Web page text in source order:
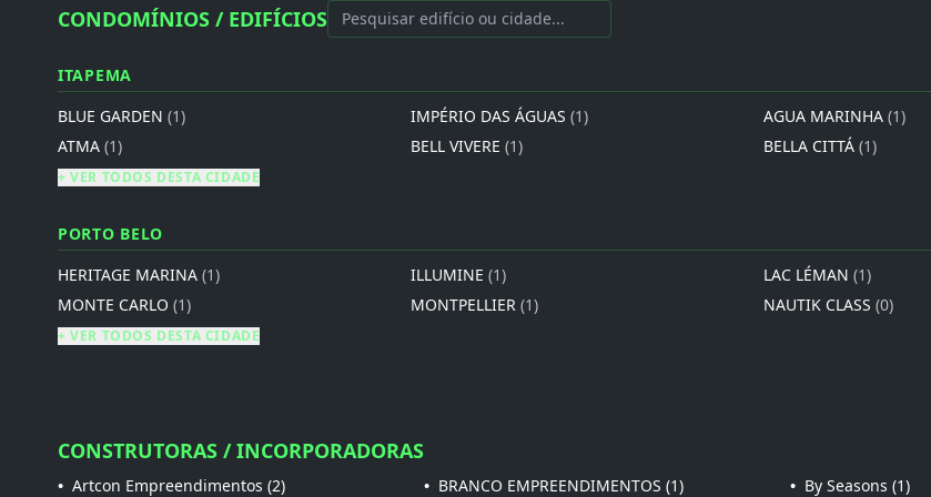
CONDOMÍNIOS / EDIFÍCIOS
ITAPEMA
BLUE GARDEN (1) IMPÉRIO DAS ÁGUAS (1) AGUA MARINHA (1)
ATMA (1) BELL VIVERE (1) BELLA CITTÁ (1)
+ VER TODOS DESTA CIDADE
PORTO BELO
HERITAGE MARINA (1) ILLUMINE (1) LAC LÉMAN (1)
MONTE CARLO (1) MONTPELLIER (1) NAUTIK CLASS (0)
+ VER TODOS DESTA CIDADE
CONSTRUTORAS / INCORPORADORAS
• Artcon Empreendimentos (2) • BRANCO EMPREENDIMENTOS (1) • By Seasons (1)